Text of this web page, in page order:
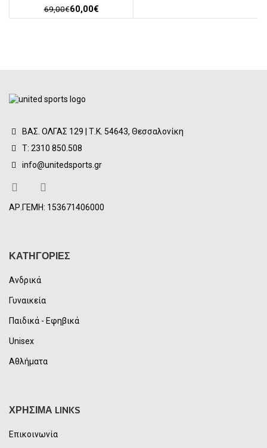
69,00€Original
price
60,00€Η
τρέχουσα
ΒΑΣ. ΟΛΓΑΣ 129 | Τ.Κ. 54643, Θεσσαλονίκη
Τ: 2310 850.508
info@unitedsports.gr
ΑΡ.ΓΕΜΗ: 153671406000
ΚΑΤΗΓΟΡΙΕΣ
Ανδρικά
Γυναικεία
Παιδικά - Εφηβικά
Unisex
Αθλήματα
ΧΡΗΣΙΜΑ LINKS
Επικοινωνία